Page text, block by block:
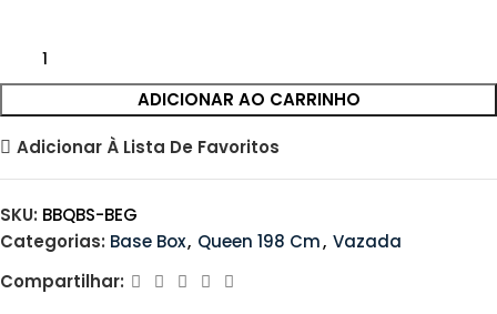
ADICIONAR AO CARRINHO
Adicionar À Lista De Favoritos
SKU: BBQBS-BEG
Categorias: Base Box, Queen 198 Cm, Vazada
Compartilhar: